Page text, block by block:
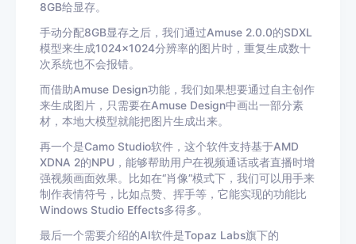
8GB给显存。
手动分配8GB显存之后，我们通过Amuse 2.0.0的SDXL
模型来生成1024×1024分辨率的图片时，重复生成数十
次系统也不会报错。
而借助Amuse Design功能，我们如果想要通过自主创作
来生成图片，只需要在Amuse Design中画出一部分素
材，本地大模型就能把图片生成出来。
再一个是Camo Studio软件，这个软件支持基于AMD
XDNA 2的NPU，能够帮助用户在视频通话或者直播时增
强视频画面效果。比如在“肖像”模式下，我们可以用手来
制作表情符号，比如点赞、挥手等，它能实现的功能比
Windows Studio Effects多得多。
最后一个需要介绍的AI软件是Topaz Labs旗下的